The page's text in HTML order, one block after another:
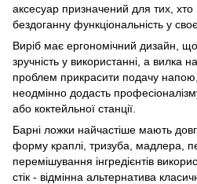
аксесуар призначений для тих,
бездоганну функціональність у
Виріб має ергономічний дизайн,
зручність у використанні, а вилка
проблем прикрасити подачу
неодмінно додасть
або коктейльної станції.
Барні ложки найчастіше мають
форму краплі, тризуба, мадлера,
перемішування інгредієнтів
стік - відмінна альтернатива